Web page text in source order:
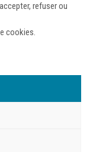
refuser ou
cookies.